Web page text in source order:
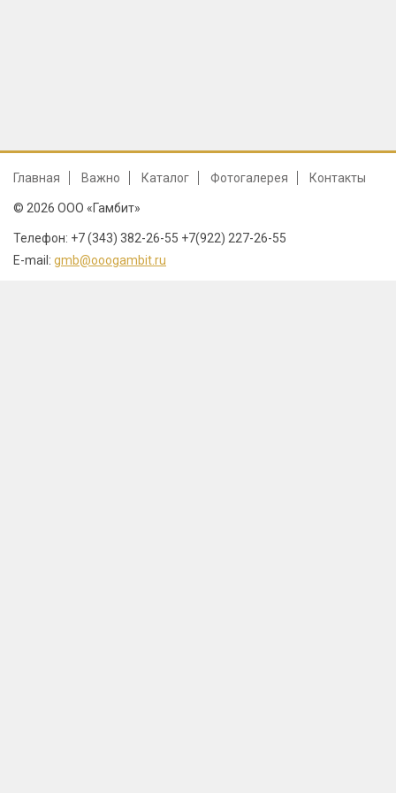
Главная Важно Каталог Фотогалерея Контакты
© 2026 ООО «Гамбит»
Телефон: +7 (343) 382-26-55 +7(922) 227-26-55
E-mail: gmb@ooogambit.ru